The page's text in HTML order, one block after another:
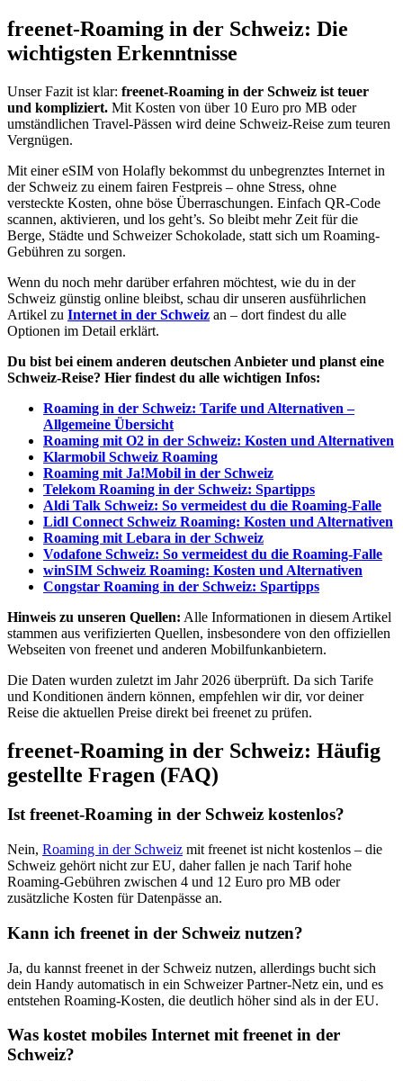
freenet-Roaming in der Schweiz: Die
wichtigsten Erkenntnisse
Unser Fazit ist klar: freenet-Roaming in der Schweiz ist teuer
und kompliziert. Mit Kosten von über 10 Euro pro MB oder
umständlichen Travel-Pässen wird deine Schweiz-Reise zum teuren
Vergnügen.
Mit einer eSIM von Holafly bekommst du unbegrenztes Internet in
der Schweiz zu einem fairen Festpreis – ohne Stress, ohne
versteckte Kosten, ohne böse Überraschungen. Einfach QR-Code
scannen, aktivieren, und los geht’s. So bleibt mehr Zeit für die
Berge, Städte und Schweizer Schokolade, statt sich um Roaming-
Gebühren zu sorgen.
Wenn du noch mehr darüber erfahren möchtest, wie du in der
Schweiz günstig online bleibst, schau dir unseren ausführlichen
Artikel zu Internet in der Schweiz an – dort findest du alle
Optionen im Detail erklärt.
Du bist bei einem anderen deutschen Anbieter und planst eine
Schweiz-Reise? Hier findest du alle wichtigen Infos:
Roaming in der Schweiz: Tarife und Alternativen –
Allgemeine Übersicht
Roaming mit O2 in der Schweiz: Kosten und Alternativen
Klarmobil Schweiz Roaming
Roaming mit Ja!Mobil in der Schweiz
Telekom Roaming in der Schweiz: Spartipps
Aldi Talk Schweiz: So vermeidest du die Roaming-Falle
Lidl Connect Schweiz Roaming: Kosten und Alternativen
Roaming mit Lebara in der Schweiz
Vodafone Schweiz: So vermeidest du die Roaming-Falle
winSIM Schweiz Roaming: Kosten und Alternativen
Congstar Roaming in der Schweiz: Spartipps
Hinweis zu unseren Quellen: Alle Informationen in diesem Artikel
stammen aus verifizierten Quellen, insbesondere von den offiziellen
Webseiten von freenet und anderen Mobilfunkanbietern.
Die Daten wurden zuletzt im Jahr 2026 überprüft. Da sich Tarife
und Konditionen ändern können, empfehlen wir dir, vor deiner
Reise die aktuellen Preise direkt bei freenet zu prüfen.
freenet-Roaming in der Schweiz: Häufig
gestellte Fragen (FAQ)
Ist freenet-Roaming in der Schweiz kostenlos?
Nein, Roaming in der Schweiz mit freenet ist nicht kostenlos – die
Schweiz gehört nicht zur EU, daher fallen je nach Tarif hohe
Roaming-Gebühren zwischen 4 und 12 Euro pro MB oder
zusätzliche Kosten für Datenpässe an.
Kann ich freenet in der Schweiz nutzen?
Ja, du kannst freenet in der Schweiz nutzen, allerdings bucht sich
dein Handy automatisch in ein Schweizer Partner-Netz ein, und es
entstehen Roaming-Kosten, die deutlich höher sind als in der EU.
Was kostet mobiles Internet mit freenet in der
Schweiz?